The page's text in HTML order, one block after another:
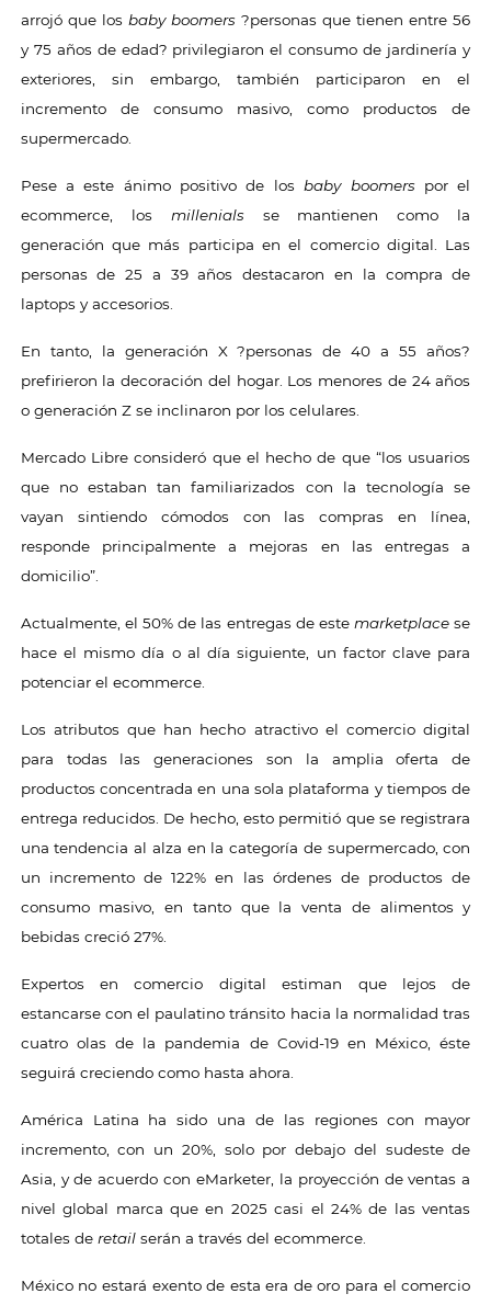
arrojó que los baby boomers?personas que tienen entre 56
y 75 años de edad? privilegiaron el consumo de jardinería y
exteriores, sin embargo, también participaron en el
incremento de consumo masivo, como productos de
supermercado.
Pese a este ánimo positivo de los baby boomerspor el
ecommerce, los millenialsse mantienen como la
generación que más participa en el comercio digital. Las
personas de 25 a 39 años destacaron en la compra de
laptops y accesorios.
En tanto, la generación X ?personas de 40 a 55 años?
prefirieron la decoración del hogar. Los menores de 24 años
o generación Z se inclinaron por los celulares.
Mercado Libre consideró que el hecho de que “los usuarios
que no estaban tan familiarizados con la tecnología se
vayan sintiendo cómodos con las compras en línea,
responde principalmente a mejoras en las entregas a
domicilio”.
Actualmente, el 50% de las entregas de este marketplacese
hace el mismo día o al día siguiente, un factor clave para
potenciar el ecommerce.
Los atributos que han hecho atractivo el comercio digital
para todas las generaciones son la amplia oferta de
productos concentrada en una sola plataforma y tiempos de
entrega reducidos. De hecho, esto permitió que se registrara
una tendencia al alza en la categoría de supermercado, con
un incremento de 122% en las órdenes de productos de
consumo masivo, en tanto que la venta de alimentos y
bebidas creció 27%.
Expertos en comercio digital estiman que lejos de
estancarse con el paulatino tránsito hacia la normalidad tras
cuatro olas de la pandemia de Covid-19 en México, éste
seguirá creciendo como hasta ahora.
América Latina ha sido una de las regiones con mayor
incremento, con un 20%, solo por debajo del sudeste de
Asia, y de acuerdo con eMarketer, la proyección de ventas a
nivel global marca que en 2025 casi el 24% de las ventas
totales de retail serán a través del ecommerce.
México no estará exento de esta era de oro para el comercio